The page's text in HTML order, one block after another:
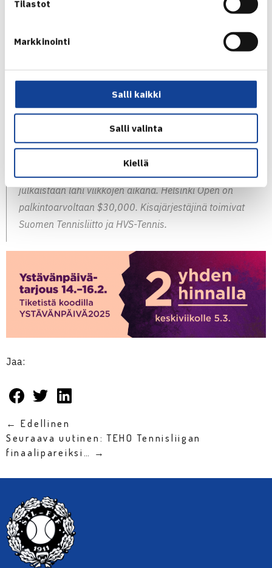
Tilastot
Markkinointi
Salli kaikki
Salli valinta
Kiellä
”Odotan viime vuoden tapaan kovatasoista turnausta.
pelaajia kotikentillä ja taistelemaan jokaisesta matsista.”
YSTÄVÄNPÄIVÄTARJOUS
ADEONA HELSINKI OPEN TAPAHTUMASIVUSTO
Turnauksen villit kortit pääsarjaan ja karsintoihin
julkaistaan lähi viikkojen aikana. Helsinki Open on
palkintoarvoltaan $30,000. Kisajärjestäjinä toimivat
Suomen Tennisliitto ja HVS-Tennis.
Jaa:
← Edellinen
Seuraava uutinen: TEHO Tennisliigan
finaalipareiksi… →